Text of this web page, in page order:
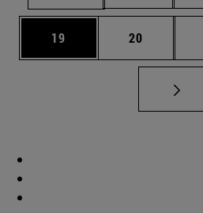
Página
19 Página
20